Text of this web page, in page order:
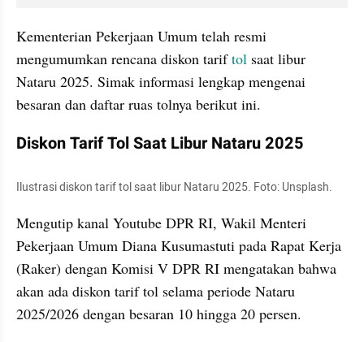
Kementerian Pekerjaan Umum telah resmi
mengumumkan rencana diskon tarif tol saat libur
Nataru 2025. Simak informasi lengkap mengenai
besaran dan daftar ruas tolnya berikut ini.
Diskon Tarif Tol Saat Libur Nataru 2025
Ilustrasi diskon tarif tol saat libur Nataru 2025. Foto: Unsplash.
Mengutip kanal Youtube DPR RI, Wakil Menteri
Pekerjaan Umum Diana Kusumastuti pada Rapat Kerja
(Raker) dengan Komisi V DPR RI mengatakan bahwa
akan ada diskon tarif tol selama periode Nataru
2025/2026 dengan besaran 10 hingga 20 persen.